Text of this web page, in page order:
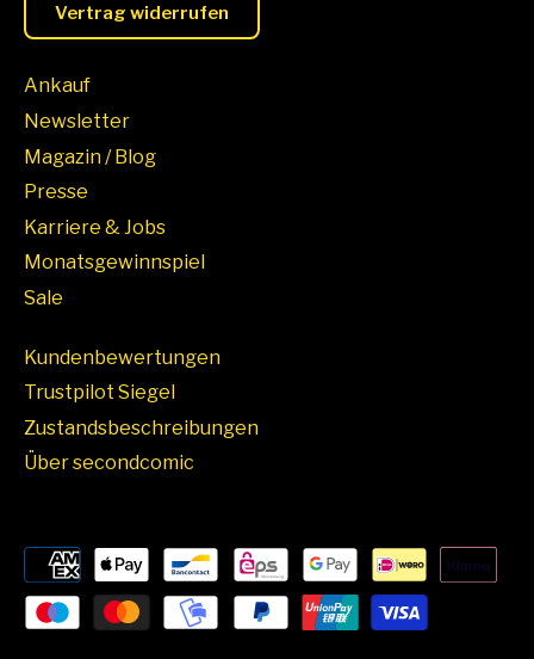
Vertrag widerrufen
Ankauf
Newsletter
Magazin / Blog
Presse
Karriere & Jobs
Monatsgewinnspiel
Sale
Kundenbewertungen
Trustpilot Siegel
Zustandsbeschreibungen
Über secondcomic